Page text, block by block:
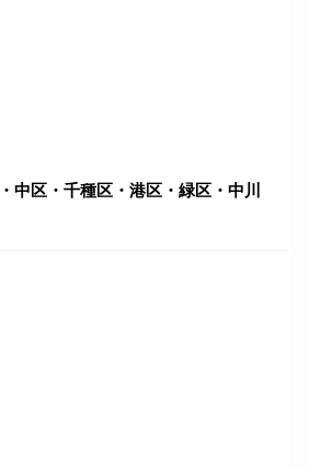
中区・千種区・港区・緑区・中川